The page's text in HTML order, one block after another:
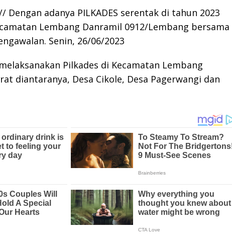
Dengan adanya PILKADES serentak di tahun 2023
Lembang Danramil 0912/Lembang bersama
Senin, 26/06/2023
Pilkades di Kecamatan Lembang
diantaranya, Desa Cikole, Desa Pagerwangi dan